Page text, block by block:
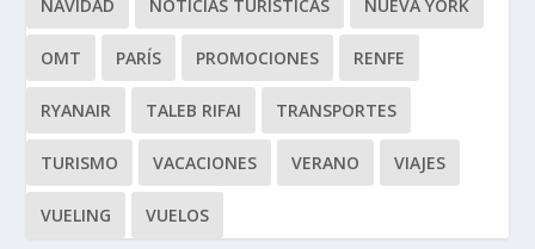
NAVIDAD NOTICIAS TURÍSTICAS NUEVA YORK
OMT PARÍS PROMOCIONES RENFE
RYANAIR TALEB RIFAI TRANSPORTES
TURISMO VACACIONES VERANO VIAJES
VUELING VUELOS